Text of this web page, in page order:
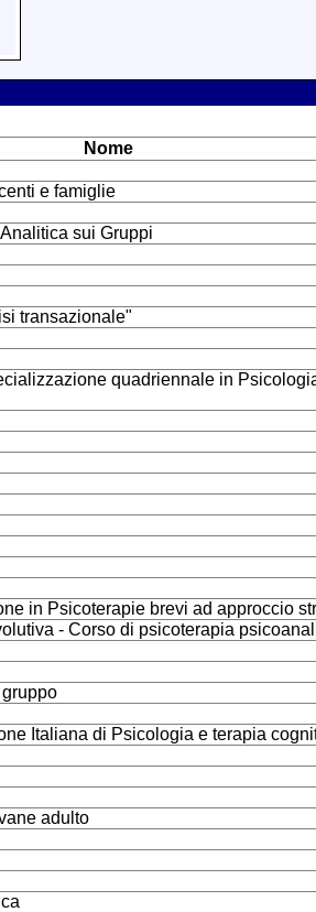
Nome
e famiglie
sui Gruppi
transazionale"
quadriennale in
in Psicoterapie brevi ad approccio
- Corso di psicoterapia
Italiana di Psicologia e terapia
adulto